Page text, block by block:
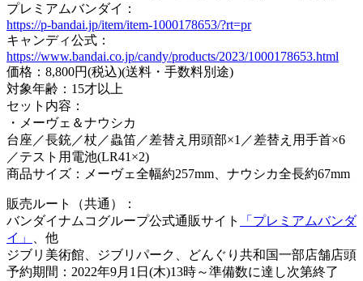
プレミアムバンダイ：
https://p-bandai.jp/item/item-1000178653/?rt=pr
キャンディ公式：
https://www.bandai.co.jp/candy/products/2023/1000178653.html
価格：8,800円(税込)(送料・手数料別途)
対象年齢：15才以上
セット内容：
・メーヴェ＆ナウシカ
台座／長銃／杖／蟲笛／差替え用頭部×1／差替え用手首×6
／テスト用電池(LR41×2)
商品サイズ：メーヴェ全幅約257mm、ナウシカ全長約67mm
販売ルート（共通）：
バンダイナムコグループ公式通販サイト
「プレミアムバンダ
イ」
、他
ジブリ美術館、ジブリパーク、どんぐり共和国一部店舗店頭
予約期間：2022年9月1日(木)13時～準備数に達し次第終了